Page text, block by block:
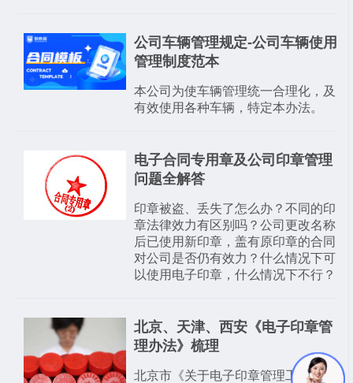
公司车辆管理规定-公司车辆使用
管理制度范本
本公司为使车辆管理统一合理化，及
有效使用各种车辆，特定本办法。
电子合同专用章及公司印章管理
问题全解答
印章被盗、丢失了怎么办？不同的印
章法律效力有区别吗？公司更改名称
后已使用新印章，盖有原印章的合同
对公司是否仍有效力？什么情况下可
以使用电子印章，什么情况下不行？
北京、天津、西安《电子印章管
理办法》梳理
北京市《关于电子印章管理工作意